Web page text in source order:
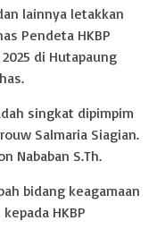
lainnya letakkan
Pendeta HKBP
di Hutapaung
singkat dipimpim
Salmaria Siagian.
Nababan S.Th.
bidang keagamaan
HKBP